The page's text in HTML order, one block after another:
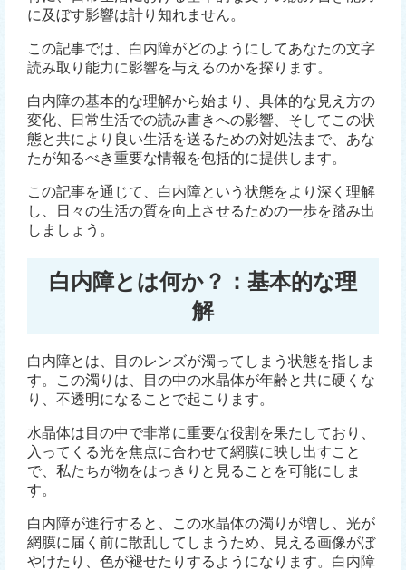
に及ぼす影響は計り知れません。
この記事では、白内障がどのようにしてあなたの文字
読み取り能力に影響を与えるのかを探ります。
白内障の基本的な理解から始まり、具体的な見え方の
変化、日常生活での読み書きへの影響、そしてこの状
態と共により良い生活を送るための対処法まで、あな
たが知るべき重要な情報を包括的に提供します。
この記事を通じて、白内障という状態をより深く理解
し、日々の生活の質を向上させるための一歩を踏み出
しましょう。
白内障とは何か？：基本的な理
解
白内障とは、目のレンズが濁ってしまう状態を指しま
す。この濁りは、目の中の水晶体が年齢と共に硬くな
り、不透明になることで起こります。
水晶体は目の中で非常に重要な役割を果たしており、
入ってくる光を焦点に合わせて網膜に映し出すこと
で、私たちが物をはっきりと見ることを可能にしま
す。
白内障が進行すると、この水晶体の濁りが増し、光が
網膜に届く前に散乱してしまうため、見える画像がぼ
やけたり、色が褪せたりするようになります。白内障